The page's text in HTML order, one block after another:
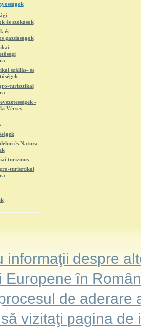
és szokások
és
gazdaságok
szállás- és
turisztikai
-
Vécsey
és Natura
turizmus
turisztikai
informaţii despre
Europene în
de aderare
vizitaţi pagina